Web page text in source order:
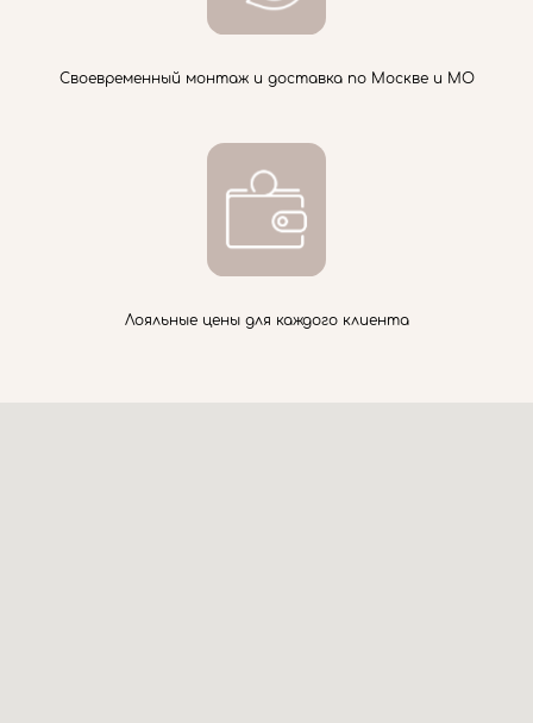
Своевременный монтаж и доставка по Москве и МО
Лояльные цены для каждого клиента